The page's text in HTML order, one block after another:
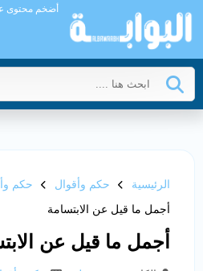
أضخم محتوى
الرئيسية حكم وأقوال
حكم
أجمل ما قيل عن الابتسامة
أجمل ما قيل عن